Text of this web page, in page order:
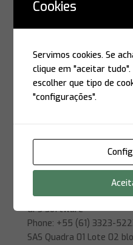
São Paulo
GFS Software
Phone: +55 (11) 3504-4699
GFS Software
Phone: +55 (61) 3323-
SAS Quadra 01 Lote 02
Cookies
Servimos cookies. Se
clique em "aceitar
escolher que tipo de
"configurações".